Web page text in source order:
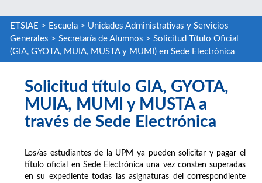
ETSIAE > Escuela> Unidades Administrativas y Servicios
Generales > Secretaría de Alumnos > Solicitud Título Oficial
(GIA, GYOTA, MUIA, MUSTA y MUMI) en Sede Electrónica
Solicitud título GIA, GYOTA,
MUIA, MUMI y MUSTA a
través de Sede Electrónica
Los/as estudiantes de la UPM ya pueden solicitar y pagar el
título oficial en Sede Electrónica una vez consten superadas
en su expediente todas las asignaturas del correspondiente